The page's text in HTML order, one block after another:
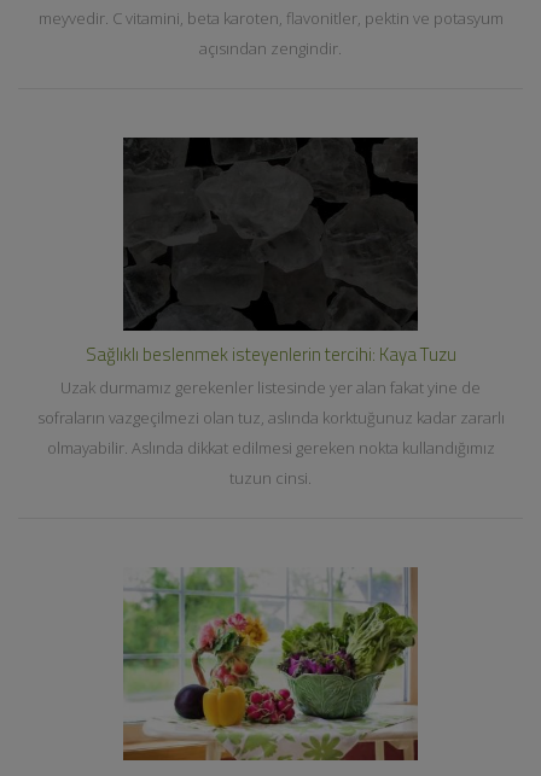
meyvedir. C vitamini, beta karoten, flavonitler, pektin ve potasyum
açısından zengindir.
Sağlıklı beslenmek isteyenlerin tercihi: Kaya Tuzu
Uzak durmamız gerekenler listesinde yer alan fakat yine de
sofraların vazgeçilmezi olan tuz, aslında korktuğunuz kadar zararlı
olmayabilir. Aslında dikkat edilmesi gereken nokta kullandığımız
tuzun cinsi.